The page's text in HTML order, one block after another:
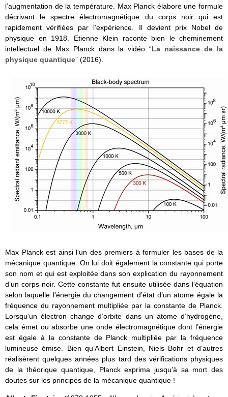
l’augmentation de la température. Max Planck élabore une formule
décrivant le spectre électromagnétique du corps noir qui est
rapidement vérifiées par l’expérience. Il devient prix Nobel de
physique en 1918. Etienne Klein raconte bien le cheminement
intellectuel de Max Planck dans la vidéo “La naissance de la
physique quantique” (2016).
Max Planck est ainsi l’un des premiers à formuler les bases de la
mécanique quantique. On lui doit également la constante qui porte
son nom et qui est exploitée dans son explication du rayonnement
d’un corps noir. Cette constante fut ensuite utilisée dans l’équation
selon laquelle l’énergie du changement d’état d’un atome égale la
fréquence du rayonnement multipliée par la constante de Planck.
Lorsqu’un électron change d’orbite dans un atome d’hydrogène,
cela émet ou absorbe une onde électromagnétique dont l’énergie
est égale à la constante de Planck multipliée par la fréquence
lumineuse émise. Bien qu’Albert Einstein, Niels Bohr et d’autres
réalisèrent quelques années plus tard des vérifications physiques
de la théorique quantique, Planck exprima jusqu’à sa mort des
doutes sur les principes de la mécanique quantique !